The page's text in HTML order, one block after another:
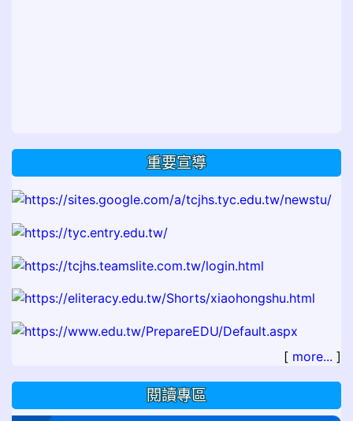
重要宣導
[ more... ]
閱讀專區